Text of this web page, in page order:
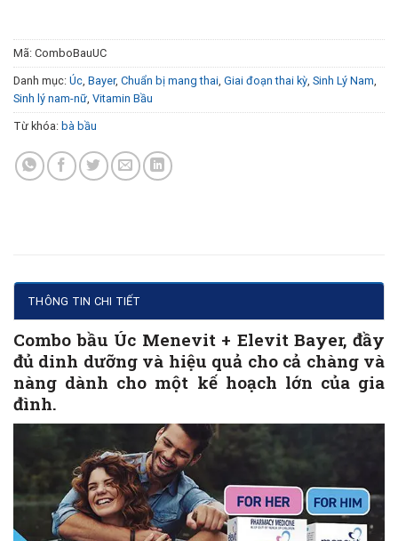
Mã: ComboBauUC
Danh mục: Úc, Bayer, Chuẩn bị mang thai, Giai đoạn thai kỳ, Sinh Lý Nam,
Sinh lý nam-nữ, Vitamin Bầu
Từ khóa: bà bầu
THÔNG TIN CHI TIẾT
Combo bầu Úc Menevit + Elevit Bayer, đầy
đủ dinh dưỡng và hiệu quả cho cả chàng và
nàng dành cho một kế hoạch lớn của gia
đình.